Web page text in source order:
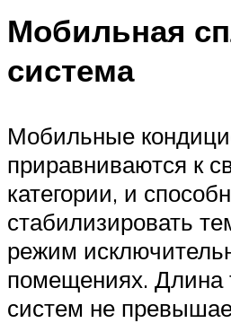
Мобильная
система
Мобильные
приравниваются к
категории, и
стабилизировать
режим
помещениях. Длина
систем не